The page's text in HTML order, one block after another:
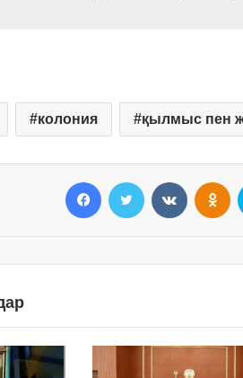
колония қылмыс пен